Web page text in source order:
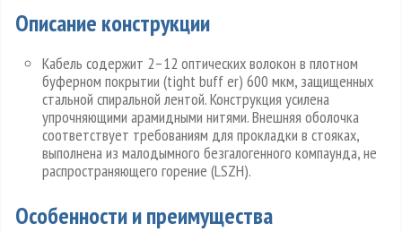
Описание конструкции
Кабель содержит 2–12 оптических волокон в плотном
буферном покрытии (tight buff er) 600 мкм, защищенных
стальной спиральной лентой. Конструкция усилена
упрочняющими арамидными нитями. Внешняя оболочка
соответствует требованиям для прокладки в стояках,
выполнена из малодымного безгалогенного компаунда, не
распространяющего горение (LSZH).
Особенности и преимущества